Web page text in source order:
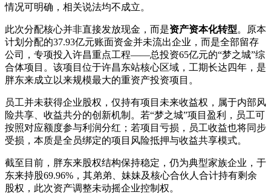
情况可明确，相关说法均不成立。
此次分配核心并非直接发放现金，而是资产资本化转型。原本
计划分配的37.93亿元账面资金并未流出企业，而是全部留存
公司，专项投入许昌重点工程——总投资65亿元的“梦之城”综
合体项目。该项目位于许昌东站核心区域，工期长达四年，是
胖东来成立以来规模最大的重资产投资项目。
员工并未获得企业股权，仅持有项目未来收益权，属于内部风
险共享、收益共分的创新机制。若“梦之城”项目盈利，员工可
按照对应额度参与利润分红；若项目亏损，员工收益也将同步
受损，本质是全员绑定的项目风险抵押与收益共享模式。
截至目前，胖东来股权结构保持稳定，仍为典型家族企业，于
东来持股69.96%，其弟弟、妹妹及核心合伙人合计持有剩余
股权，此次资产调整未动摇企业控制权。